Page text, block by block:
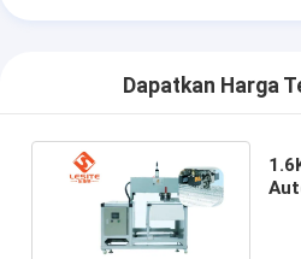
Filter Tas Hepa
Dapatkan Harga